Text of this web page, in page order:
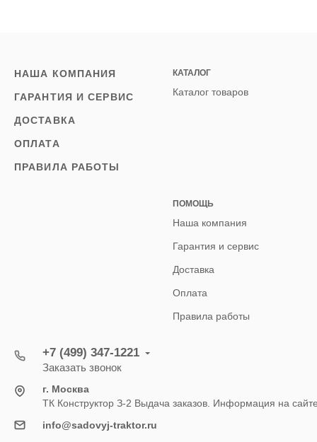
НАША КОМПАНИЯ
ГАРАНТИЯ И СЕРВИС
ДОСТАВКА
ОПЛАТА
ПРАВИЛА РАБОТЫ
КАТАЛОГ
Каталог товаров
ПОМОЩЬ
Наша компания
Гарантия и сервис
Доставка
Оплата
Правила работы
+7 (499) 347-1221
Заказать звонок
г. Москва
ТК Конструктор З-2 Выдача заказов. Информация на
info@sadovyj-traktor.ru